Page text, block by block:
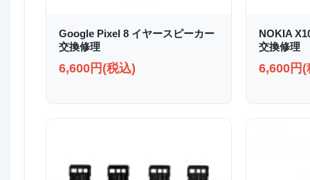
Google Pixel 8 イヤースピーカー
交換修理
6,600円(税込)
NOKIA
交換修理
6,600円(